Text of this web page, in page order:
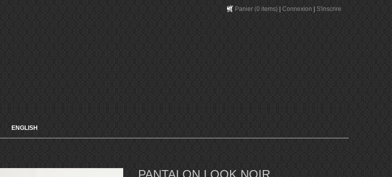
Panier(0 items)|Connexion|S'inscrire
ENGLISH
PANTALON LOOK NOIR